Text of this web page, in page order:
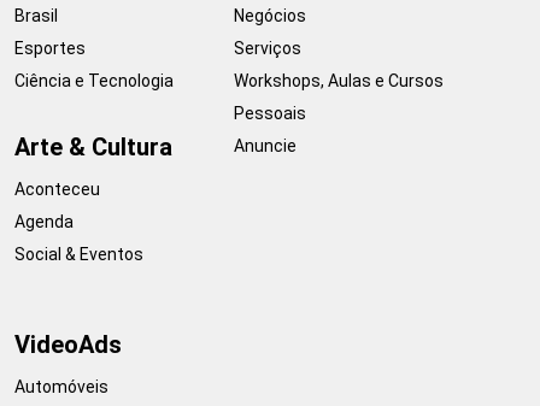
Brasil
Esportes
Ciência e Tecnologia
Arte & Cultura
Aconteceu
Agenda
Social & Eventos
Negócios
Serviços
Workshops, Aulas e Cursos
Pessoais
Anuncie
VideoAds
Automóveis